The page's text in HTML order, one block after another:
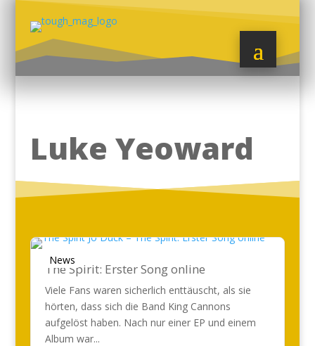
Luke Yeoward
News
The Spirit: Erster Song online
Viele Fans waren sicherlich enttäuscht, als sie
hörten, dass sich die Band King Cannons
aufgelöst haben. Nach nur einer EP und einem
Album war...